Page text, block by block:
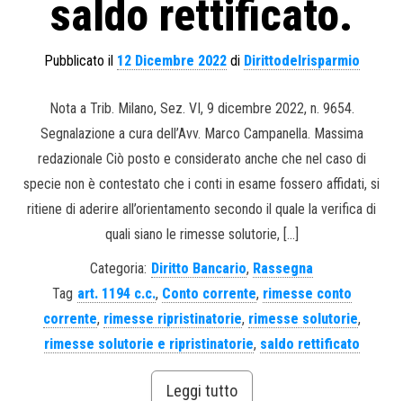
saldo rettificato.
Pubblicato il 12 Dicembre 2022di Dirittodelrisparmio
Nota a Trib. Milano, Sez. VI, 9 dicembre 2022, n. 9654.
Segnalazione a cura dell’Avv. Marco Campanella. Massima
redazionale Ciò posto e considerato anche che nel caso di
specie non è contestato che i conti in esame fossero affidati, si
ritiene di aderire all’orientamento secondo il quale la verifica di
quali siano le rimesse solutorie, […]
Categoria: Diritto Bancario, Rassegna
Tag art. 1194 c.c., Conto corrente, rimesse conto
corrente, rimesse ripristinatorie, rimesse solutorie,
rimesse solutorie e ripristinatorie, saldo rettificato
Leggi tutto